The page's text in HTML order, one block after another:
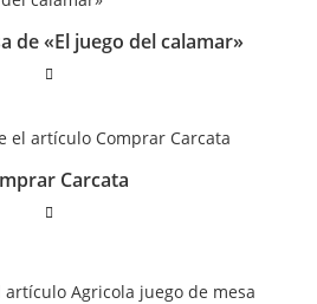
de «El juego del calamar»
Carcata